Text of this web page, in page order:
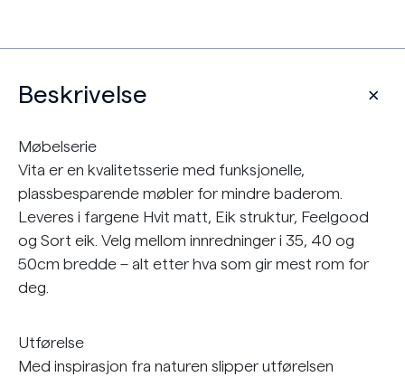
Beskrivelse
Møbelserie
Vita er en kvalitetsserie med funksjonelle,
plassbesparende møbler for mindre baderom.
Leveres i fargene Hvit matt, Eik struktur, Feelgood
og Sort eik. Velg mellom innredninger i 35, 40 og
50cm bredde – alt etter hva som gir mest rom for
deg.
Utførelse
Med inspirasjon fra naturen slipper utførelsen